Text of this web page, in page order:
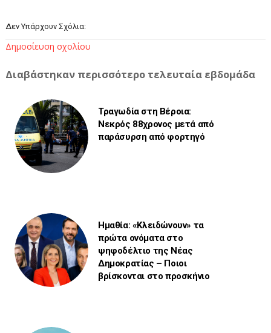
Δεν Υπάρχουν Σχόλια:
Δημοσίευση σχολίου
Διαβάστηκαν περισσότερο τελευταία εβδομάδα
Τραγωδία στη Βέροια:
Νεκρός 88χρονος μετά από
παράσυρση από φορτηγό
Ημαθία: «Κλειδώνουν» τα
πρώτα ονόματα στο
ψηφοδέλτιο της Νέας
Δημοκρατίας – Ποιοι
βρίσκονται στο προσκήνιο